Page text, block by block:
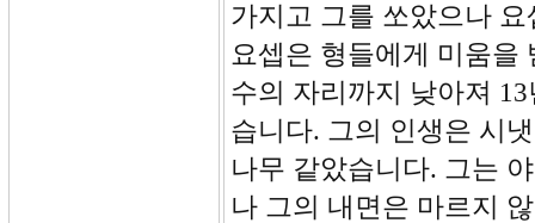
가지고 그를 쏘았으나
요셉은 형들에게 미움을
수의 자리까지 낮아져
습니다. 그의 인생은 시
나무 같았습니다. 그는
나 그의 내면은 마르지